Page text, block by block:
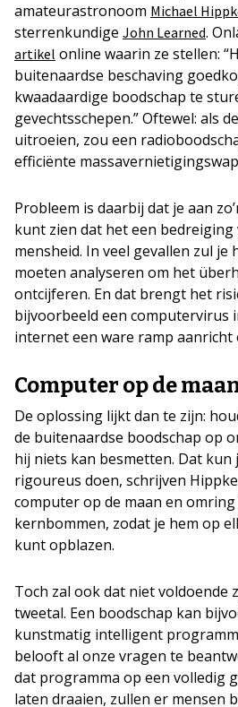
amateurastronoom Michael
sterrenkundige John Learned.
artikel online waarin ze stellen:
buitenaardse beschaving
kwaadaardige boodschap te
gevechtsschepen.” Oftewel: als
uitroeien, zou een
efficiënte
Probleem is daarbij dat je aan
kunt zien dat het een
mensheid. In veel gevallen zul je
moeten analyseren om het
ontcijferen. En dat brengt het
bijvoorbeeld een computervirus
internet een ware ramp aanricht
Computer op de
De oplossing lijkt dan te zijn:
de buitenaardse boodschap op
hij niets kan besmetten. Dat kun
rigoureus doen, schrijven
computer op de maan en
kernbommen, zodat je hem op
kunt opblazen.
Toch zal ookdat niet voldoende
tweetal. Een boodschap kan
kunstmatig intelligent
belooft al onze vragen te
dat programma op een volledig
laten draaien, zullen er mensen